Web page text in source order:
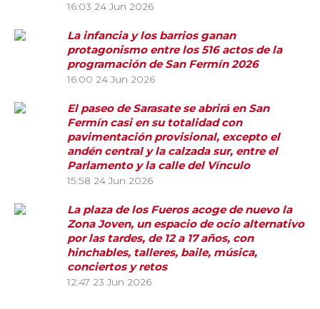
16:03 24 Jun 2026
La infancia y los barrios ganan
protagonismo entre los 516 actos de la
programación de San Fermín 2026
16:00 24 Jun 2026
El paseo de Sarasate se abrirá en San
Fermín casi en su totalidad con
pavimentación provisional, excepto el
andén central y la calzada sur, entre el
Parlamento y la calle del Vínculo
15:58 24 Jun 2026
La plaza de los Fueros acoge de nuevo la
Zona Joven, un espacio de ocio alternativo
por las tardes, de 12 a 17 años, con
hinchables, talleres, baile, música,
conciertos y retos
12:47 23 Jun 2026